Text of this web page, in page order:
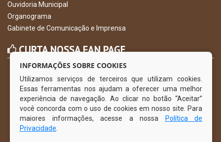
Ouvidoria Municipal
Organograma
Gabinete de Comunicação e Imprensa
CURTA NOSSA FAN PAGE
INFORMAÇÕES SOBRE COOKIES
Utilizamos serviços de terceiros que utilizam cookies.
Essas ferramentas nos ajudam a oferecer uma melhor
experiência de navegação. Ao clicar no botão “Aceitar”
você concorda com o uso de cookies em nosso site. Para
maiores informações, acesse a nossa
Política de
Privacidade